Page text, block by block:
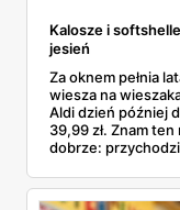
Kalosze i
jesień
Za oknem pełnia
wiesza na
Aldi dzień później
39,99 zł. Znam
dobrze:
pojawi się w
sens kupować